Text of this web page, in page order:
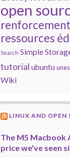
open
ressources
Search Simple
tutorial ubuntu
Wiki
LINUX AND OPEN
The M5 Macbook
price we've seen